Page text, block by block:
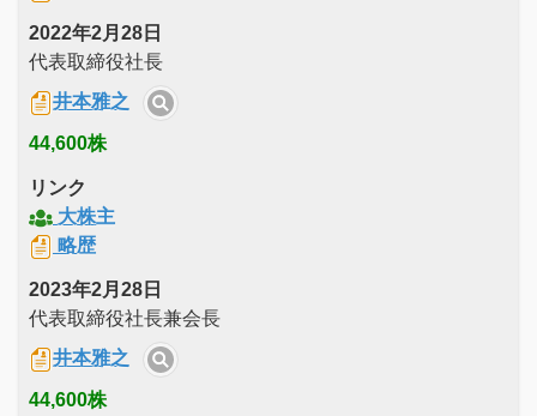
2022年2月28日
代表取締役社長
井本雅之
44,600株
リンク
大株主
略歴
2023年2月28日
代表取締役社長兼会長
井本雅之
44,600株